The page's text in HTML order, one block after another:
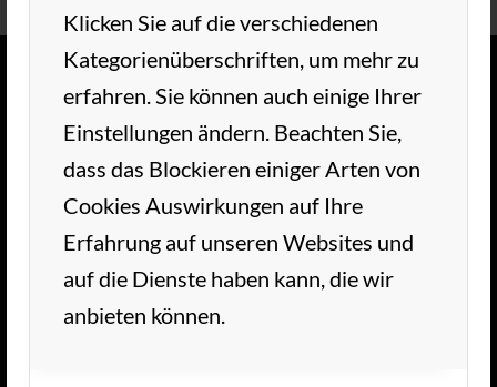
Klicken Sie auf die verschiedenen
Kategorienüberschriften, um mehr zu
erfahren. Sie können auch einige Ihrer
Einstellungen ändern. Beachten Sie,
dass das Blockieren einiger Arten von
Cookies Auswirkungen auf Ihre
Erfahrung auf unseren Websites und
auf die Dienste haben kann, die wir
anbieten können.
TC AUE WEDEL
Herzlich Willkommen im TC Aue Wedel.
Unsere schöne Tennisanlage liegt im grünen
Herzen von Wedel. Wir freuen uns auf Ihren
Besuch!